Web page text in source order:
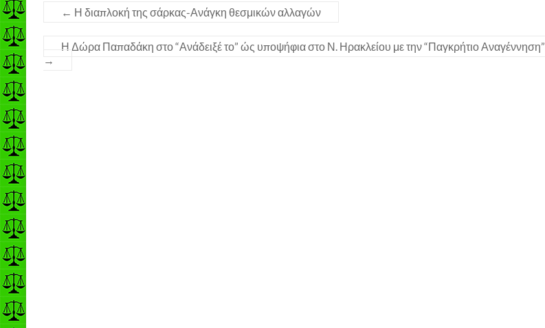
← Η διαπλοκή της σάρκας-Ανάγκη θεσμικών αλλαγών
Η Δώρα Παπαδάκη στο “Ανάδειξέ το” ώς υποψήφια στο Ν. Ηρακλείου με την “Παγκρήτιο Αναγέννηση”
→